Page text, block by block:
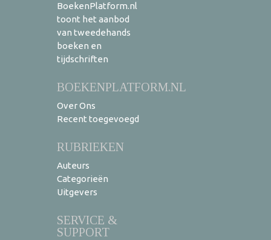
BoekenPlatform.nl
toont het aanbod
van tweedehands
boeken en
tijdschriften
BOEKENPLATFORM.NL
Over Ons
Recent toegevoegd
RUBRIEKEN
Auteurs
Categorieën
Uitgevers
SERVICE &
SUPPORT